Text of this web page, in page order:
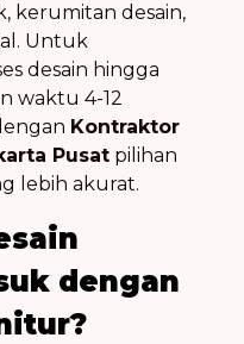
kerumitan desain,
Untuk
desain hingga
waktu 4-12
Kontraktor
Pusat pilihan
lebih akurat.
dengan